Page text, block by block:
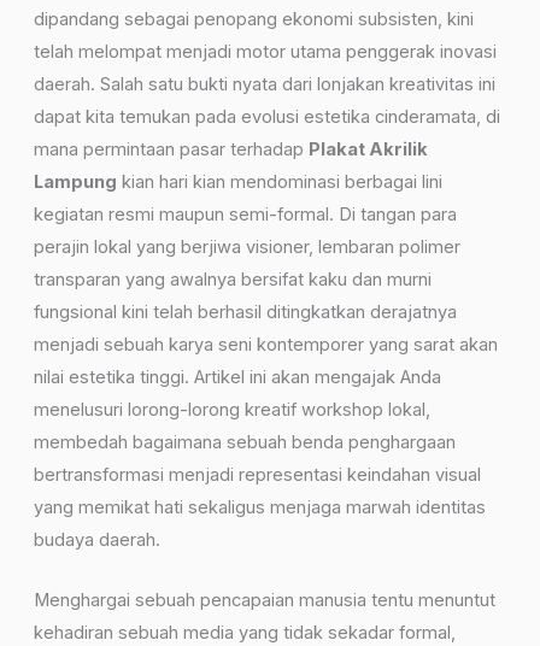
dipandang sebagai penopang ekonomi subsisten, kini
telah melompat menjadi motor utama penggerak inovasi
daerah. Salah satu bukti nyata dari lonjakan kreativitas ini
dapat kita temukan pada evolusi estetika cinderamata, di
mana permintaan pasar terhadap Plakat Akrilik
Lampung kian hari kian mendominasi berbagai lini
kegiatan resmi maupun semi-formal. Di tangan para
perajin lokal yang berjiwa visioner, lembaran polimer
transparan yang awalnya bersifat kaku dan murni
fungsional kini telah berhasil ditingkatkan derajatnya
menjadi sebuah karya seni kontemporer yang sarat akan
nilai estetika tinggi. Artikel ini akan mengajak Anda
menelusuri lorong-lorong kreatif workshop lokal,
membedah bagaimana sebuah benda penghargaan
bertransformasi menjadi representasi keindahan visual
yang memikat hati sekaligus menjaga marwah identitas
budaya daerah.
Menghargai sebuah pencapaian manusia tentu menuntut
kehadiran sebuah media yang tidak sekadar formal,